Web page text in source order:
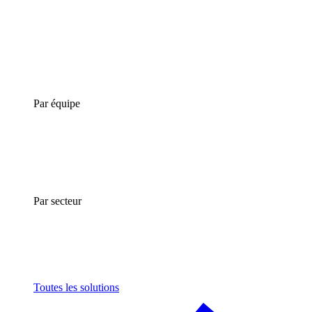
Par équipe
Par secteur
Toutes les solutions